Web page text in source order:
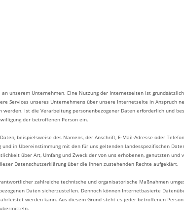
unserem Unternehmen. Eine Nutzung der Internetseiten ist
Services unseres Unternehmens über unsere Internetseite in Anspruch
werden. Ist die Verarbeitung personenbezogener Daten erforderlich und
der betroffenen Person ein.
beispielsweise des Namens, der Anschrift, E-Mail-Adresse oder
und in Übereinstimmung mit den für uns geltenden landesspezifischen
über Art, Umfang und Zweck der von uns erhobenen, genutzten
Datenschutzerklärung über die ihnen zustehenden Rechte aufgeklärt.
zahlreiche technische und organisatorische Maßnahmen
Daten sicherzustellen. Dennoch können Internetbasierte
werden kann. Aus diesem Grund steht es jeder betroffenen